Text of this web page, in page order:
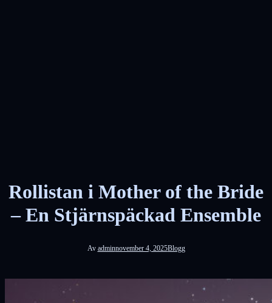
Rollistan i Mother of the Bride
– En Stjärnspäckad Ensemble
Av adminnovember 4, 2025Blogg